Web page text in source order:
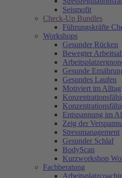
Seismofit
Check-Up Bundles
Führungskräfte
Workshops
Gesunder Rücken
Bewegter
Gesunde
Gesundes Laufen
Motiviert im Alltag
Entspannung im
Zeig der
Stressmanagement
Gesunder Schlaf
BodyScan
Kurzworkshop
Fachberatung